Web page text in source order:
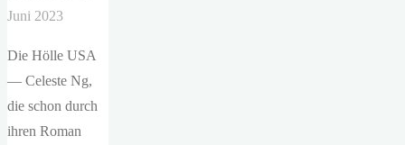
Juni 2023
Die Hölle USA
— Celeste Ng,
die schon durch
ihren Roman